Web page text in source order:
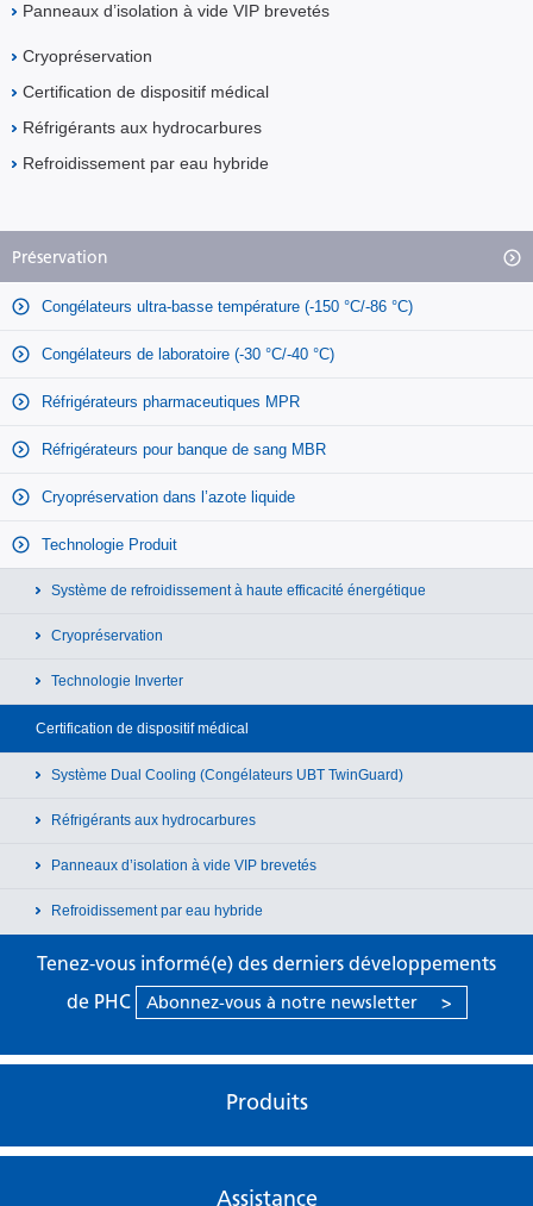
Panneaux d’isolation à vide VIP brevetés
Cryopréservation
Certification de dispositif médical
Réfrigérants aux hydrocarbures
Refroidissement par eau hybride
Préservation
Congélateurs ultra-basse température (-150 °C/-86 °C)
Congélateurs de laboratoire (-30 °C/-40 °C)
Réfrigérateurs pharmaceutiques MPR
Réfrigérateurs pour banque de sang MBR
Cryopréservation dans l’azote liquide
Technologie Produit
Système de refroidissement à haute efficacité énergétique
Cryopréservation
Technologie Inverter
Certification de dispositif médical
Système Dual Cooling (Congélateurs UBT TwinGuard)
Réfrigérants aux hydrocarbures
Panneaux d’isolation à vide VIP brevetés
Refroidissement par eau hybride
Tenez-vous informé(e) des derniers développements
de PHC
Abonnez-vous à notre newsletter >
Produits
Assistance